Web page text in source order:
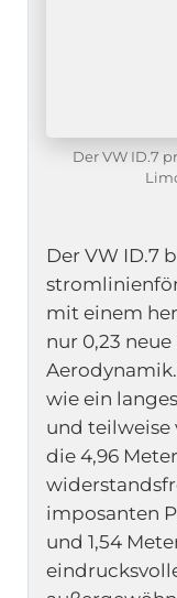
Der VW ID.7
Der VW ID.7
mit einem
nur 0,23
wie ein
und teilweise
die 4,96
imposanten
und 1,54